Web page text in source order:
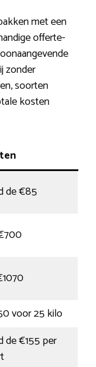
met een
offerte-
zonder
soorten
kosten
de €85
voor 25 kilo
de €155 per